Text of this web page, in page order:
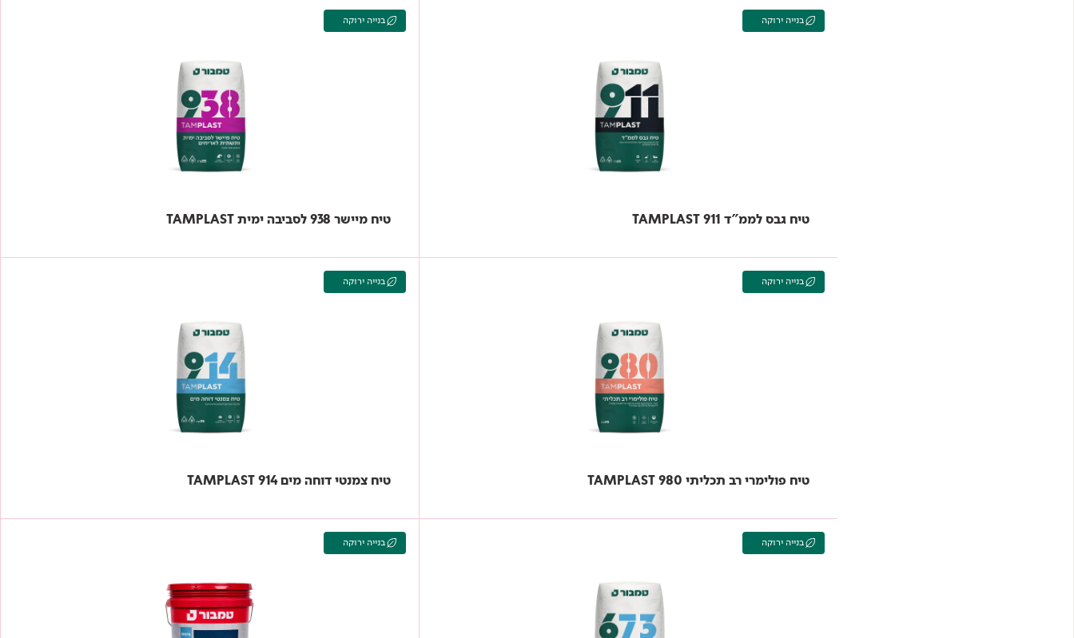
בנייה ירוקה
טיח גבס לממ"ד 911 TAMPLAST
בנייה ירוקה
טיח מיישר 938 לסביבה ימית TAMPLAST
בנייה ירוקה
טיח פולימרי רב תכליתי 980 TAMPLAST
בנייה ירוקה
טיח צמנטי דוחה מים 914 TAMPLAST
בנייה ירוקה בנייה ירוקה